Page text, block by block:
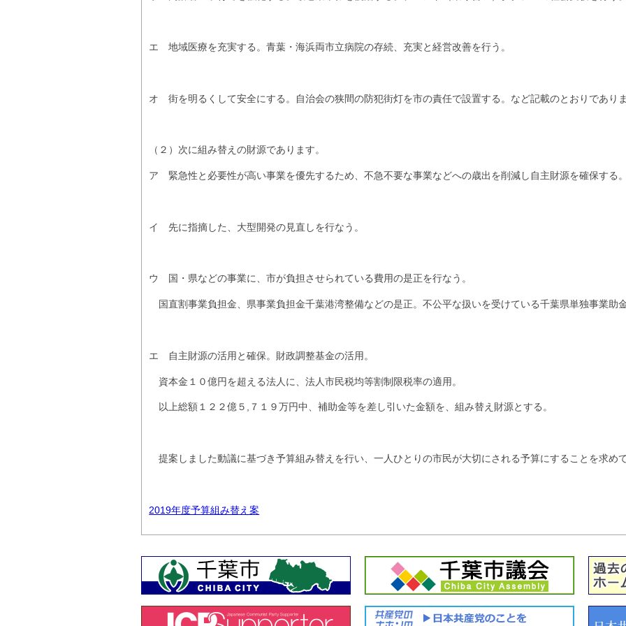
エ 地域医療を充実する。青葉・海浜両市立病院の存続、充実と経営改善を行う。
オ 街を明るくして安全にする。自治会の狭間の防犯街灯を市の責任で設置する。など記載のとおりでありま
（２）次に組み替えの財源であります。
ア 緊急性と必要性が高い事業を優先するため、不急不要な事業などへの歳出を削減し自主財源を確保する。
イ 先に指摘した、大型開発の見直しを行なう。
ウ 国・県などの事業に、市が負担させられている費用の是正を行なう。
国直割事業負担金、県事業負担金千葉港湾整備などの是正。不公平な扱いを受けている千葉県単独事業助金
エ 自主財源の活用と確保。財政調整基金の活用。
資本金１０億円を超える法人に、法人市民税均等割制限税率の適用。
以上総額１２２億５,７１９万円中、補助金等を差し引いた金額を、組み替え財源とする。
提案しました動議に基づき予算組み替えを行い、一人ひとりの市民が大切にされる予算にすることを求め
2019年度予算組み替え案